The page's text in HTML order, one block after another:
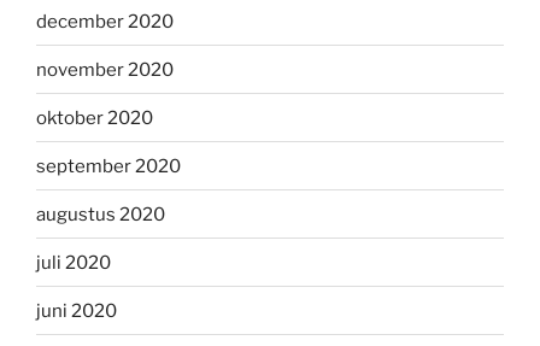
december 2020
november 2020
oktober 2020
september 2020
augustus 2020
juli 2020
juni 2020